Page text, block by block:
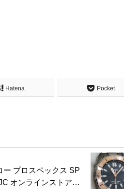
Hatena Pocket
ー プロスペックス SP
オンラインストア専